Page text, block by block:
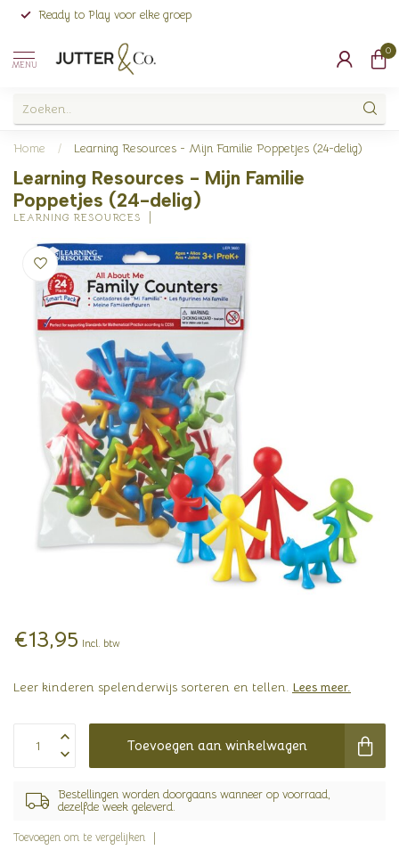
Ready to Play voor elke groep
MENU
0
Home / Learning Resources - Mijn Familie Poppetjes (24-delig)
Learning Resources - Mijn Familie
Poppetjes (24-delig)
LEARNING RESOURCES
€13,95 Incl. btw
Leer kinderen spelenderwijs sorteren en tellen. Lees meer.
Toevoegen aan winkelwagen
Bestellingen worden doorgaans wanneer op voorraad,
dezelfde week geleverd.
Toevoegen om te vergelijken